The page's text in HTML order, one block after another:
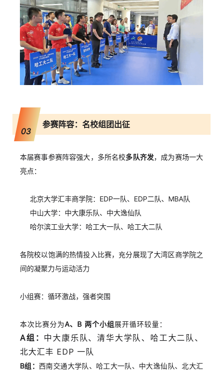
03
参赛阵容：名校组团出征
本届赛事参赛阵容强大，多所名校多队齐发，成为赛场一大
亮点：
北京大学汇丰商学院：EDP一队、EDP二队、MBA队
中山大学：中大康乐队、中大逸仙队
哈尔滨工业大学：哈工大一队、哈工大二队
各院校以饱满的热情投入比赛，充分展现了大湾区商学院之
间的凝聚力与运动活力
小组赛：循环激战，强者突围
本次比赛分为A、B 两个小组展开循环较量：
A组： 中大康乐队、清华大学队、哈工大二队、
北大汇丰 EDP 一队
B组：西南交通大学队、哈工大一队、中大逸仙队、北大汇